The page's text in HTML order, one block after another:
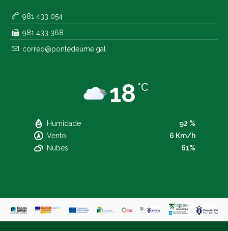
981 433 054
981 433 368
correo@pontedeume.gal
18 °C
Humidade
92 %
Vento
6 Km/h
Nubes
61%